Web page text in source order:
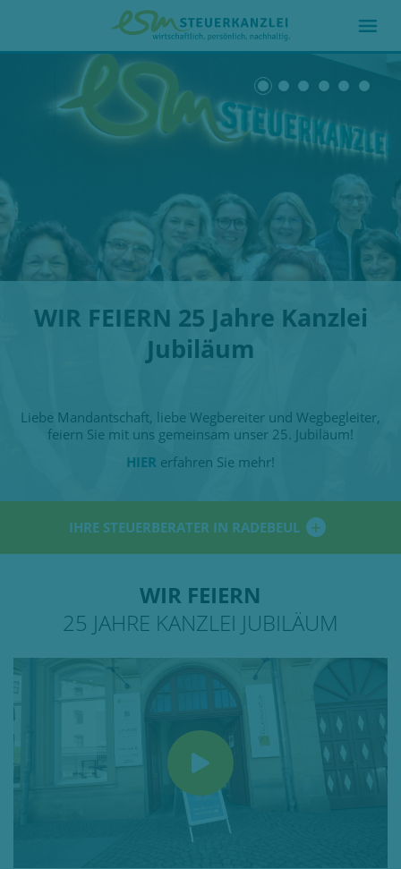
WIR FEIERN 25 Jahre Kanzlei
Jubiläum
Liebe Mandantschaft, liebe Wegbereiter und Wegbegleiter,
feiern Sie mit uns gemeinsam unser 25. Jubiläum!
HIER erfahren Sie mehr!
IHRE STEUERBERATER IN RADEBEUL
WIR FEIERN
25 JAHRE KANZLEI JUBILÄUM